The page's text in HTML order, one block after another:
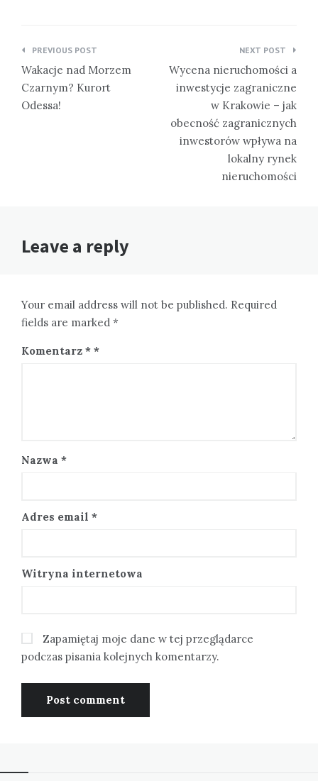
Nawigacja
wpisu
PREVIOUS POST
Wakacje nad Morzem
Czarnym? Kurort
Odessa!
NEXT POST
Wycena nieruchomości a
inwestycje zagraniczne
w Krakowie – jak
obecność zagranicznych
inwestorów wpływa na
lokalny rynek
nieruchomości
Leave a reply
Your email address will not be published. Required
fields are marked *
Komentarz *
Nazwa *
Adres email *
Witryna internetowa
Zapamiętaj moje dane w tej przeglądarce
podczas pisania kolejnych komentarzy.